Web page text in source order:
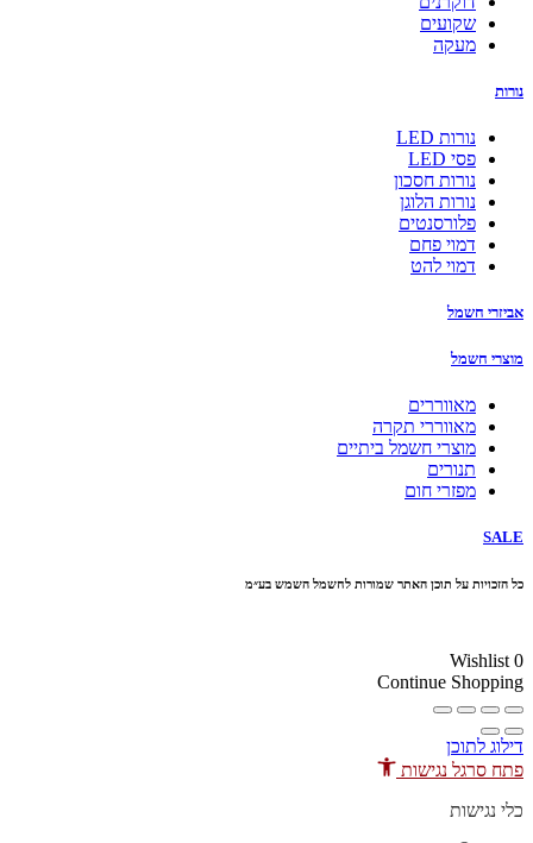
שקועים
מעקה
נורות
נורות LED
פסי LED
נורות חסכון
נורות הלוגן
פלורסנטים
דמוי פחם
דמוי להט
אביזרי חשמל
מוצרי חשמל
מאווררים
מאווררי תקרה
מוצרי חשמל ביתיים
תנורים
מפזרי חום
SALE
כל הזכויות על תוכן האתר שמורות לחשמל השמש בע״מ
Wishlist 0
Continue Shopping
דילוג לתוכן
פתח סרגל נגישות
כלי נגישות